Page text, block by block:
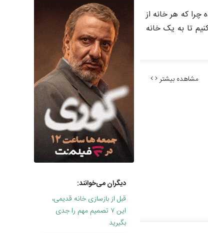
چرا که هر خانه از
تا به یک خانه
مشاهده بیشتر
دیگران می‌خوانند:
قبل از بازسازی خانه قدیمی،
این ۷ تصمیم مهم را جدی
بگیرید